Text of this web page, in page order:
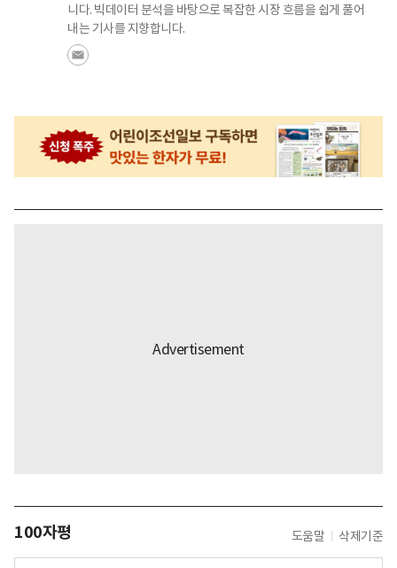
니다. 빅데이터 분석을 바탕으로 복잡한 시장 흐름을 쉽게 풀어
내는 기사를 지향합니다.
100자평 도움말 삭제기준